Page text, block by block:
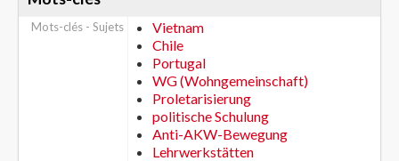
Mots-clés - Sujets
Vietnam
Chile
Portugal
WG (Wohngemeinschaft)
Proletarisierung
politische Schulung
Anti-AKW-Bewegung
Lehrwerkstätten